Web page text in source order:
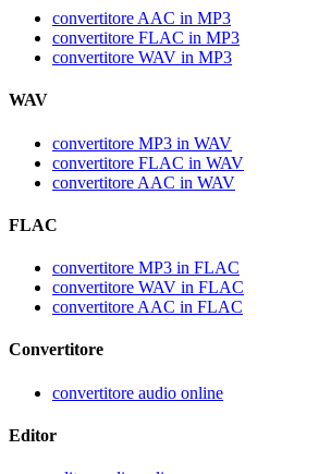
convertitore AAC in MP3
convertitore FLAC in MP3
convertitore WAV in MP3
WAV
convertitore MP3 in WAV
convertitore FLAC in WAV
convertitore AAC in WAV
FLAC
convertitore MP3 in FLAC
convertitore WAV in FLAC
convertitore AAC in FLAC
Convertitore
convertitore audio online
Editor